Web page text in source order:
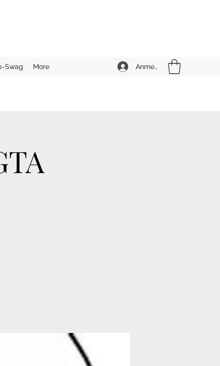
Swag More Anmelden